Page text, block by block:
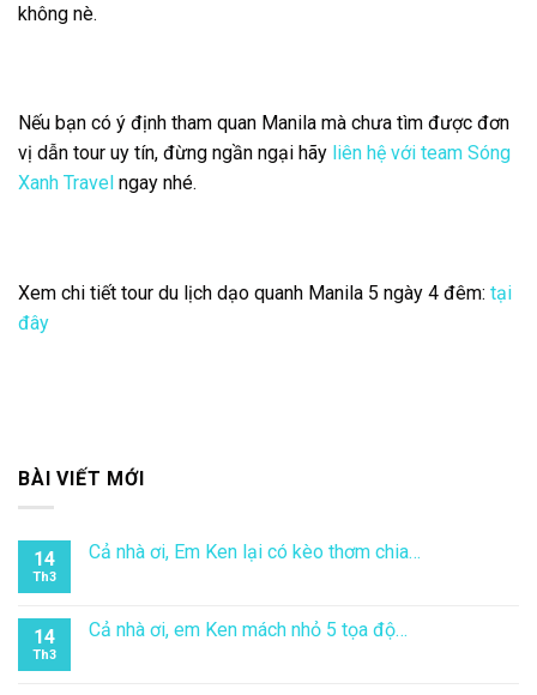
không nè.
Nếu bạn có ý định tham quan Manila mà chưa tìm được đơn
vị dẫn tour uy tín, đừng ngần ngại hãy liên hệ với team Sóng
Xanh Travel ngay nhé.
Xem chi tiết tour du lịch dạo quanh Manila 5 ngày 4 đêm: tại
đây
BÀI VIẾT MỚI
14
Th3
Cả nhà ơi, Em Ken lại có kèo thơm chia…
14
Th3
Cả nhà ơi, em Ken mách nhỏ 5 tọa độ…